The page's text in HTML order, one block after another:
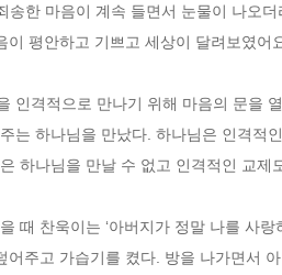
송한 마음이 계속 들면서 눈물이 나오
이 평안하고 기쁘고 세상이 달려보였어
인격적으로 만나기 위해 마음의 문을
는 하나님을 만났다. 하나님은 인격적
하나님을 만날 수 없고 인격적인 교
때 찬욱이는 ‘아버지가 정말 나를 사
어주고 가습기를 켰다. 방을 나가면서